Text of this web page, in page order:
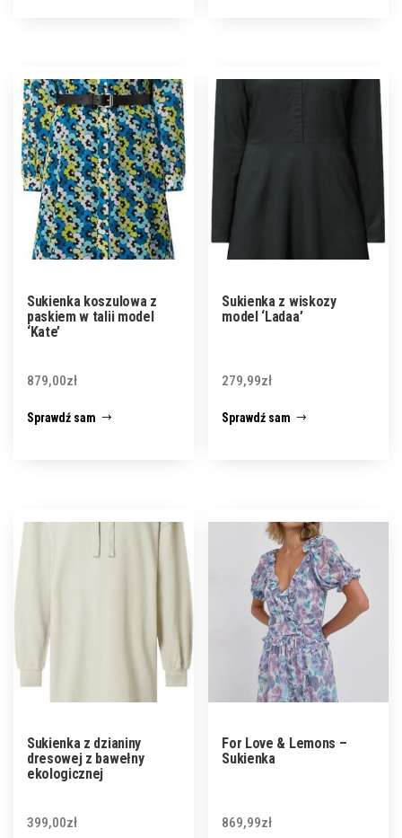
Sukienka koszulowa z
paskiem w talii model
‘Kate’
879,00zł
Sprawdź sam
Sukienka z wiskozy
model ‘Ladaa’
279,99zł
Sprawdź sam
Sukienka z dzianiny
dresowej z bawełny
ekologicznej
399,00zł
For Love & Lemons –
Sukienka
869,99zł